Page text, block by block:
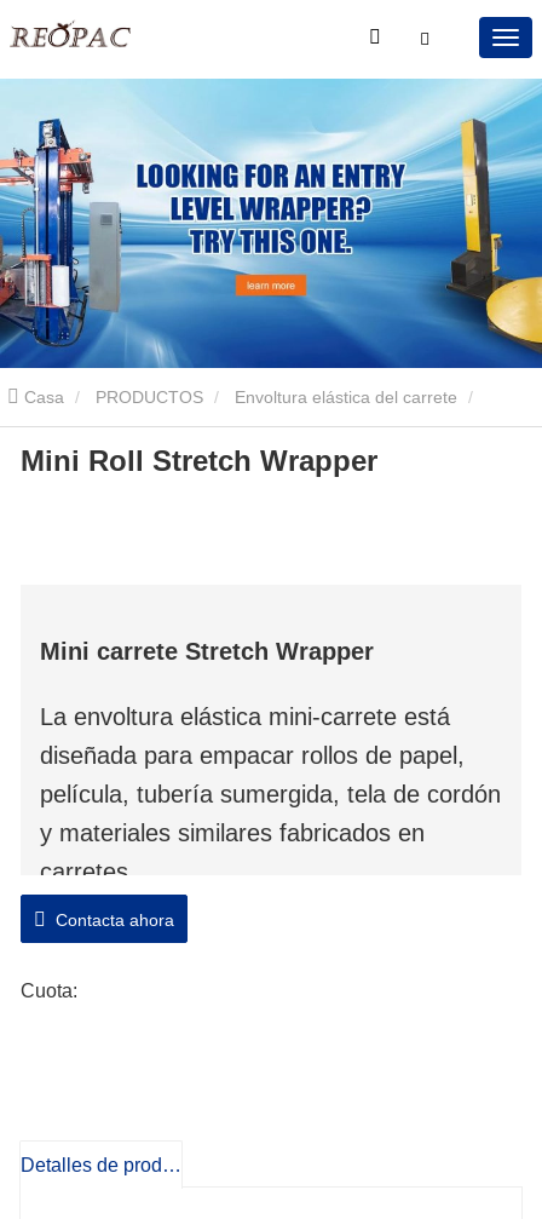
Casa PRODUCTOS Envoltura elástica del carrete
Envoltura elástica de mini carrete Mini envoltura de estiramiento
Mini Roll Stretch Wrapper
Mini carrete Stretch Wrapper
La envoltura elástica mini-carrete está
diseñada para empacar rollos de papel,
película, tubería sumergida, tela de cordón
y materiales similares fabricados en
carretes.
Esta máquina es para carretes en
Contacta ahora
Cuota:
Detalles de producto